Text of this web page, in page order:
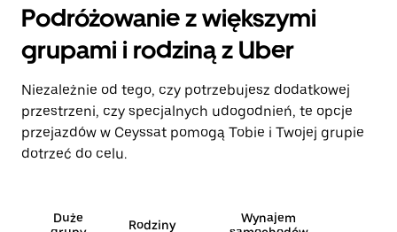
Podróżowanie z większymi
grupami i rodziną z Uber
Niezależnie od tego, czy potrzebujesz dodatkowej
przestrzeni, czy specjalnych udogodnień, te opcje
przejazdów w Ceyssat pomogą Tobie i Twojej grupie
dotrzeć do celu.
Duże
Rodziny
Wynajem